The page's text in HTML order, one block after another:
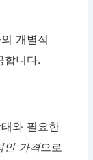
개별적
합니다.
와 필요한
인 가격으로